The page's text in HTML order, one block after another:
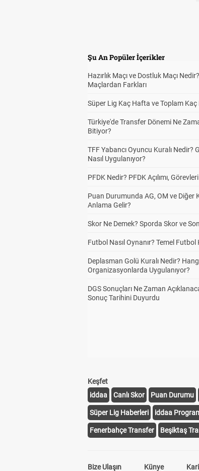
Şu An Popüler İçerikler
Hazırlık Maçı ve Dostluk Maçı
Maçlardan Farkları
Süper Lig Kaç Hafta ve Toplam Kaç
Türkiye'de Transfer Dönemi Ne
Bitiyor?
TFF Yabancı Oyuncu Kuralı Nedir?
Nasıl Uygulanıyor?
PFDK Nedir? PFDK Açılımı,
Puan Durumunda AG, OM ve Diğer
Anlama Gelir?
Skor Ne Demek? Sporda Skor ve
Futbol Nasıl Oynanır? Temel Futbol
Deplasman Golü Kuralı Nedir?
Organizasyonlarda Uygulanıyor?
DGS Sonuçları Ne Zaman
Sonuç Tarihini Duyurdu
Keşfet
iddaa
Canlı Skor Puan Durumu
Süper Lig Haberleri iddaa
Fenerbahçe Transfer Beşiktaş
Bize Ulaşın Künye